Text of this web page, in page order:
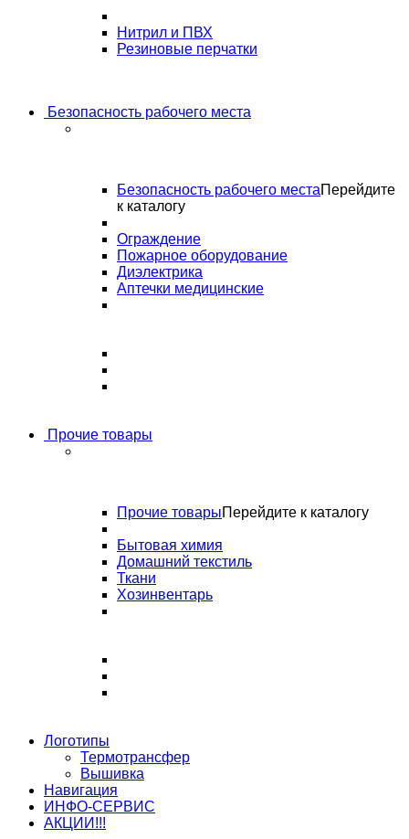
Нитрил и ПВХ
Резиновые перчатки
Безопасность рабочего места
Безопасность рабочего местаПерейдите
к каталогу
Ограждение
Пожарное оборудование
Диэлектрика
Аптечки медицинские
Прочие товары
Прочие товарыПерейдите к каталогу
Бытовая химия
Домашний текстиль
Ткани
Хозинвентарь
Логотипы
Термотрансфер
Вышивка
Навигация
ИНФО-СЕРВИС
АКЦИИ!!!